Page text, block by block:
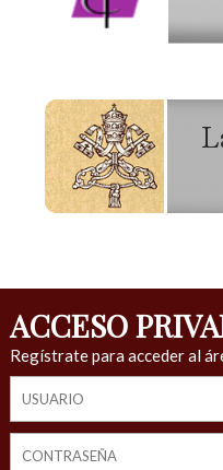
ACCESO
Regístrate para acceder al